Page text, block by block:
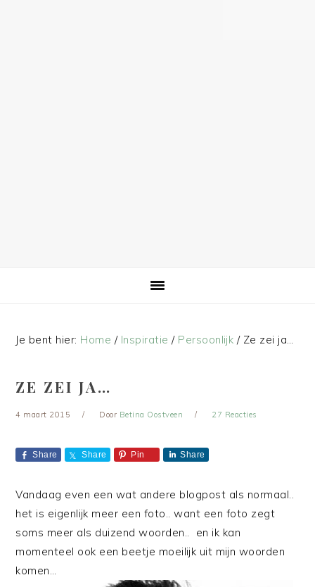
Je bent hier: Home / Inspiratie / Persoonlijk /Ze zei ja…
ZE ZEI JA…
4 maart 2015 Door Betina Oostveen 27 Reacties
Share Share Pin Share
Vandaag even een wat andere blogpost als normaal..
het is eigenlijk meer een foto.. want een foto zegt
soms meer als duizend woorden.. en ik kan
momenteel ook een beetje moeilijk uit mijn woorden
komen…